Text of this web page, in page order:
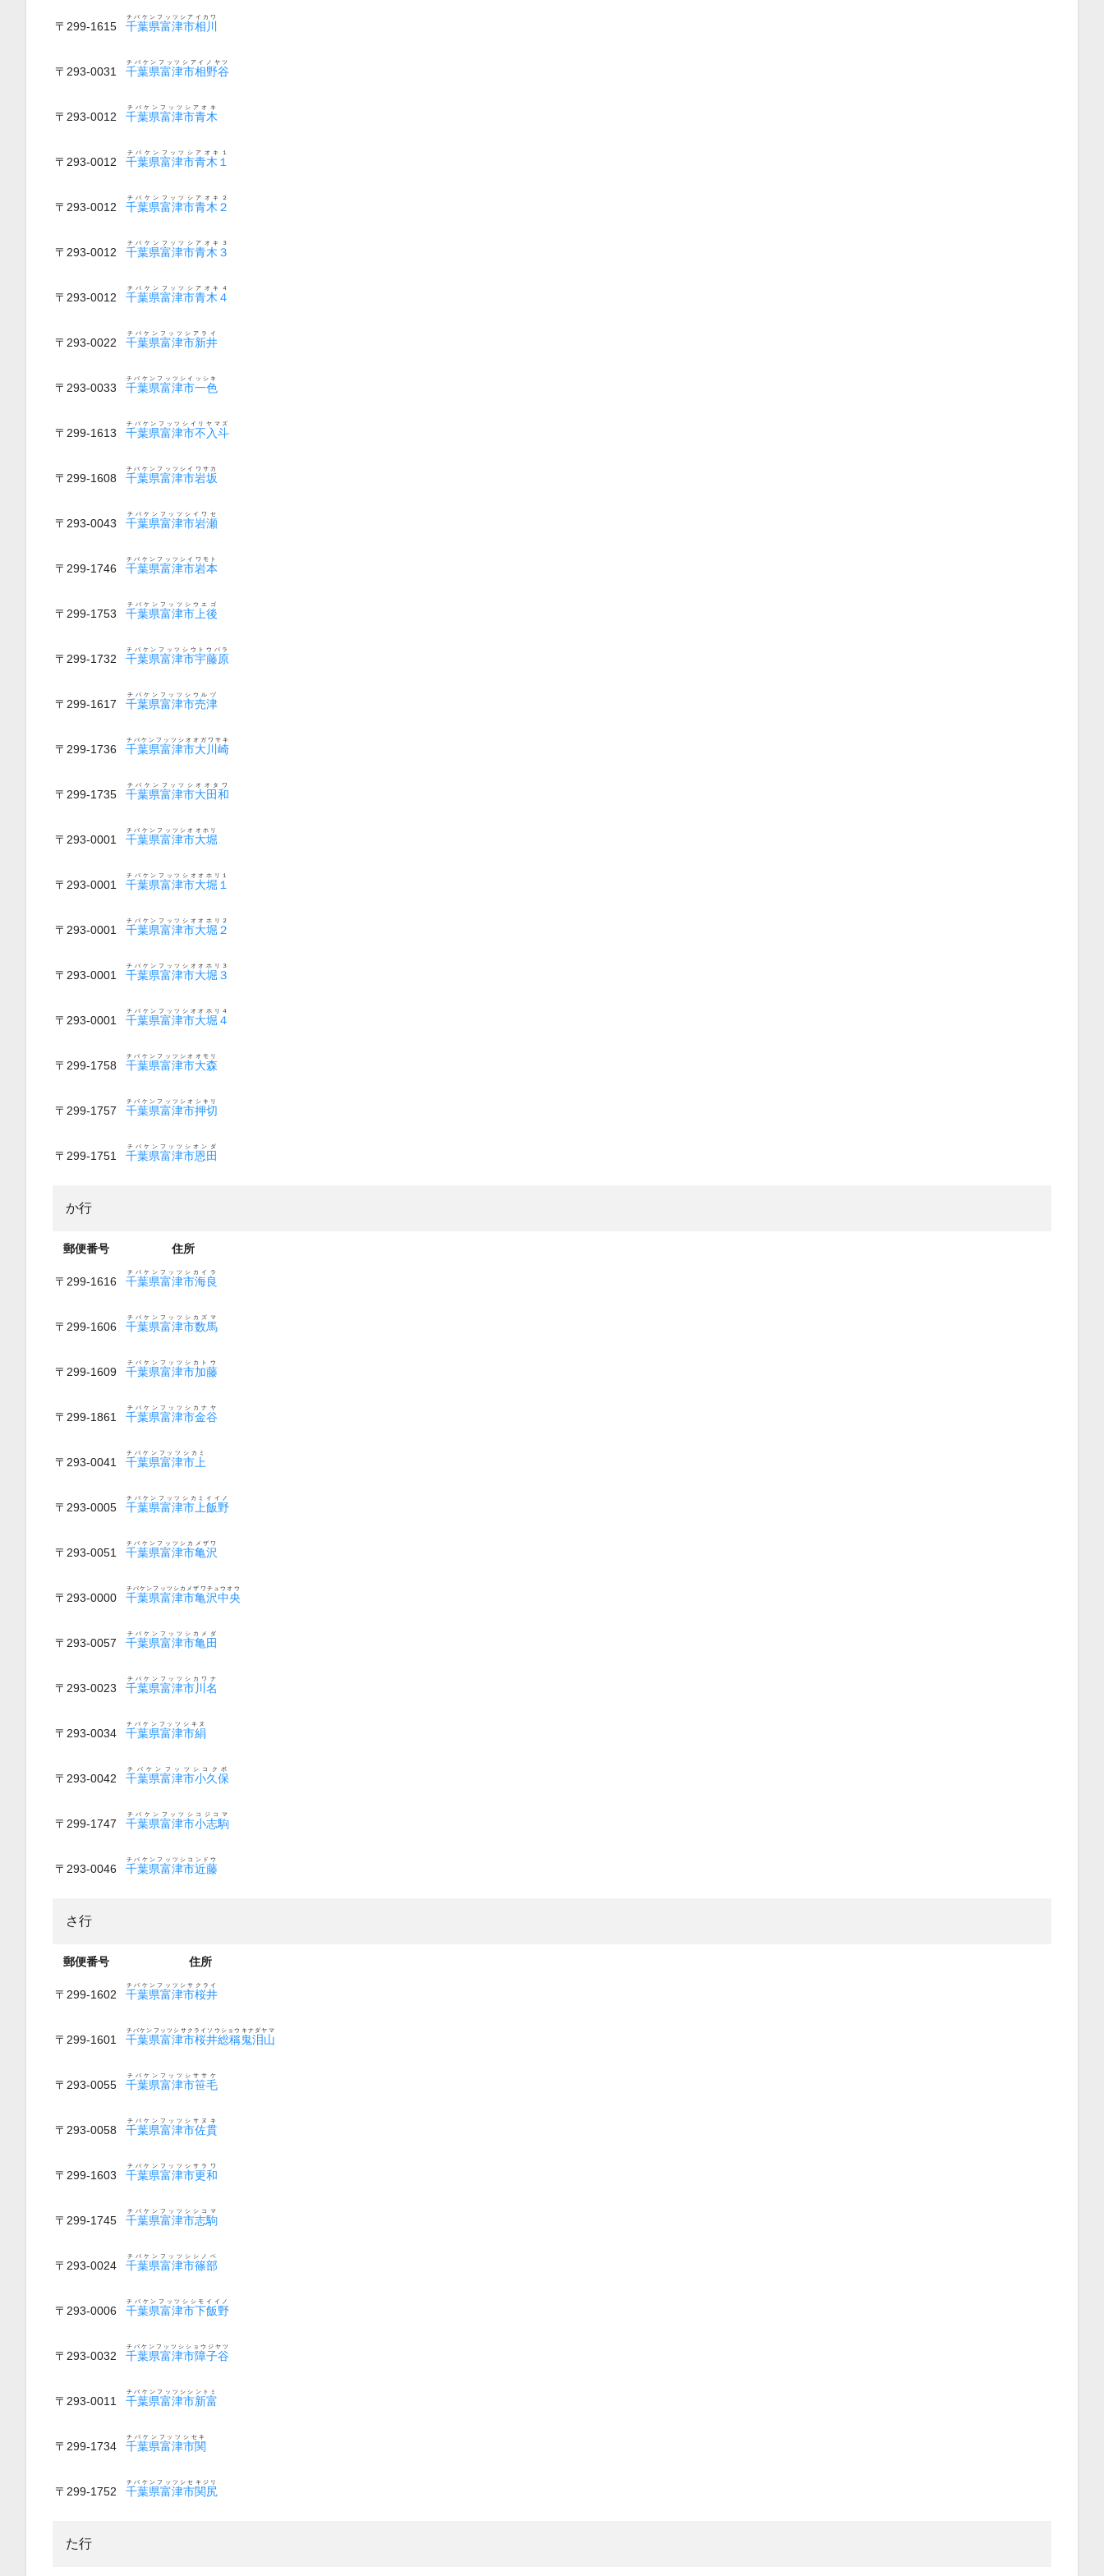
〒299-1615 千葉県富津市相川
チバケンフッツシアイカワ
〒293-0031 千葉県富津市相野谷
チバケンフッツシアイノヤツ
〒293-0012 千葉県富津市青木
チバケンフッツシアオキ
〒293-0012 千葉県富津市青木１
チバケンフッツシアオキ１
〒293-0012 千葉県富津市青木２
チバケンフッツシアオキ２
〒293-0012 千葉県富津市青木３
チバケンフッツシアオキ３
〒293-0012 千葉県富津市青木４
チバケンフッツシアオキ４
〒293-0022 千葉県富津市新井
チバケンフッツシアライ
〒293-0033 千葉県富津市一色
チバケンフッツシイッシキ
〒299-1613 千葉県富津市不入斗
チバケンフッツシイリヤマズ
〒299-1608 千葉県富津市岩坂
チバケンフッツシイワサカ
〒293-0043 千葉県富津市岩瀬
チバケンフッツシイワセ
〒299-1746 千葉県富津市岩本
チバケンフッツシイワモト
〒299-1753 千葉県富津市上後
チバケンフッツシウエゴ
〒299-1732 千葉県富津市宇藤原
チバケンフッツシウトウバラ
〒299-1617 千葉県富津市売津
チバケンフッツシウルヅ
〒299-1736 千葉県富津市大川崎
チバケンフッツシオオガワサキ
〒299-1735 千葉県富津市大田和
チバケンフッツシオオタワ
〒293-0001 千葉県富津市大堀
チバケンフッツシオオホリ
〒293-0001 千葉県富津市大堀１
チバケンフッツシオオホリ１
〒293-0001 千葉県富津市大堀２
チバケンフッツシオオホリ２
〒293-0001 千葉県富津市大堀３
チバケンフッツシオオホリ３
〒293-0001 千葉県富津市大堀４
チバケンフッツシオオホリ４
〒299-1758 千葉県富津市大森
チバケンフッツシオオモリ
〒299-1757 千葉県富津市押切
チバケンフッツシオシキリ
〒299-1751 千葉県富津市恩田
チバケンフッツシオンダ
か行
郵便番号 住所
〒299-1616 千葉県富津市海良
チバケンフッツシカイラ
〒299-1606 千葉県富津市数馬
チバケンフッツシカズマ
〒299-1609 千葉県富津市加藤
チバケンフッツシカトウ
〒299-1861 千葉県富津市金谷
チバケンフッツシカナヤ
〒293-0041 千葉県富津市上
チバケンフッツシカミ
〒293-0005 千葉県富津市上飯野
チバケンフッツシカミイイノ
〒293-0051 千葉県富津市亀沢
チバケンフッツシカメザワ
〒293-0000 千葉県富津市亀沢中央
チバケンフッツシカメザワチュウオウ
〒293-0057 千葉県富津市亀田
チバケンフッツシカメダ
〒293-0023 千葉県富津市川名
チバケンフッツシカワナ
〒293-0034 千葉県富津市絹
チバケンフッツシキヌ
〒293-0042 千葉県富津市小久保
チバケンフッツシコクボ
〒299-1747 千葉県富津市小志駒
チバケンフッツシコジコマ
〒293-0046 千葉県富津市近藤
チバケンフッツシコンドウ
さ行
郵便番号 住所
〒299-1602 千葉県富津市桜井
チバケンフッツシサクライ
〒299-1601 千葉県富津市桜井総稱鬼泪山
チバケンフッツシサクライソウショウキナダヤマ
〒293-0055 千葉県富津市笹毛
チバケンフッツシササケ
〒293-0058 千葉県富津市佐貫
チバケンフッツシサヌキ
〒299-1603 千葉県富津市更和
チバケンフッツシサラワ
〒299-1745 千葉県富津市志駒
チバケンフッツシシコマ
〒293-0024 千葉県富津市篠部
チバケンフッツシシノベ
〒293-0006 千葉県富津市下飯野
チバケンフッツシシモイイノ
〒293-0032 千葉県富津市障子谷
チバケンフッツシショウジヤツ
〒293-0011 千葉県富津市新富
チバケンフッツシシントミ
〒299-1734 千葉県富津市関
チバケンフッツシセキ
〒299-1752 千葉県富津市関尻
チバケンフッツシセキジリ
た行